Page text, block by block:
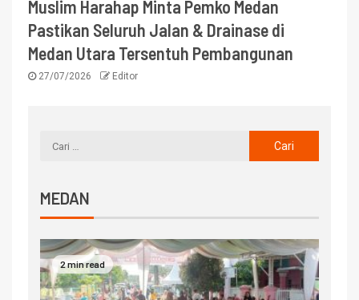
Muslim Harahap Minta Pemko Medan
Pastikan Seluruh Jalan & Drainase di
Medan Utara Tersentuh Pembangunan
27/07/2026 Editor
MEDAN
2 min read